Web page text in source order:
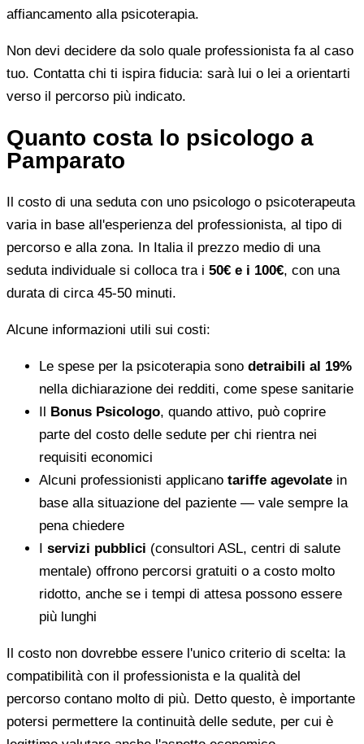
affiancamento alla psicoterapia.
Non devi decidere da solo quale professionista fa al caso
tuo. Contatta chi ti ispira fiducia: sarà lui o lei a orientarti
verso il percorso più indicato.
Quanto costa lo psicologo a
Pamparato
Il costo di una seduta con uno psicologo o psicoterapeuta
varia in base all'esperienza del professionista, al tipo di
percorso e alla zona. In Italia il prezzo medio di una
seduta individuale si colloca tra i 50€ e i 100€, con una
durata di circa 45-50 minuti.
Alcune informazioni utili sui costi:
Le spese per la psicoterapia sono detraibili al 19%
nella dichiarazione dei redditi, come spese sanitarie
Il Bonus Psicologo, quando attivo, può coprire
parte del costo delle sedute per chi rientra nei
requisiti economici
Alcuni professionisti applicano tariffe agevolate in
base alla situazione del paziente — vale sempre la
pena chiedere
I servizi pubblici (consultori ASL, centri di salute
mentale) offrono percorsi gratuiti o a costo molto
ridotto, anche se i tempi di attesa possono essere
più lunghi
Il costo non dovrebbe essere l'unico criterio di scelta: la
compatibilità con il professionista e la qualità del
percorso contano molto di più. Detto questo, è importante
potersi permettere la continuità delle sedute, per cui è